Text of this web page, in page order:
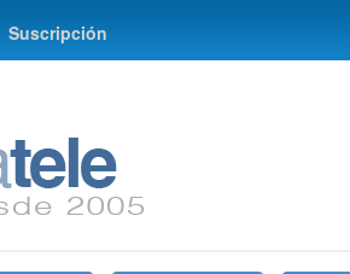
Suscripción